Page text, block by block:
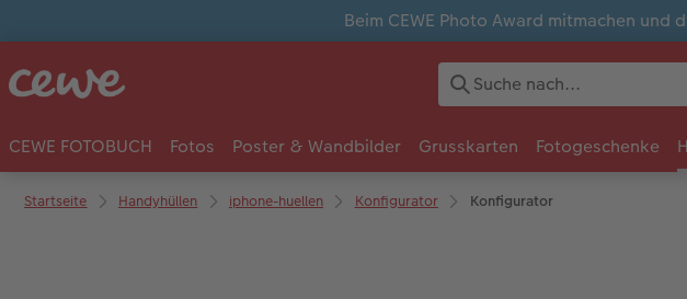
Beim CEWE Photo Award mitmachen
CEWE FOTOBUCH Fotos Poster & Wandbilder Grusskarten Fotogeschenke
Startseite Handyhüllen iphone-huellen Konfigurator Konfigurator